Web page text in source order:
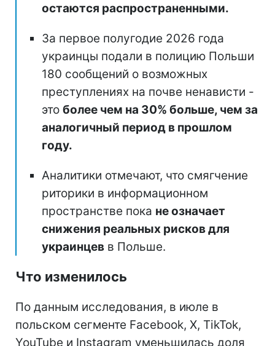
остаются распространенными.
За первое полугодие 2026 года
украинцы подали в полицию Польши
180 сообщений о возможных
преступлениях на почве ненависти -
это более чем на 30% больше, чем за
аналогичный период в прошлом
году.
Аналитики отмечают, что смягчение
риторики в информационном
пространстве пока не означает
снижения реальных рисков для
украинцев в Польше.
Что изменилось
По данным исследования, в июле в
польском сегменте Facebook, X, TikTok,
YouTube и Instagram уменьшилась доля